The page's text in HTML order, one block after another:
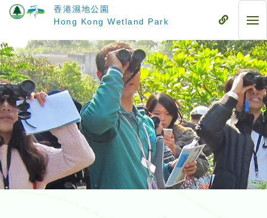
要
內
容
香港濕地公園
Hong Kong Wetland Park
流
式
目
錄
流
動
式
目
錄